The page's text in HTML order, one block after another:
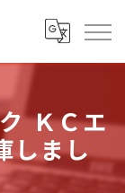
ＫＣエ
しまし